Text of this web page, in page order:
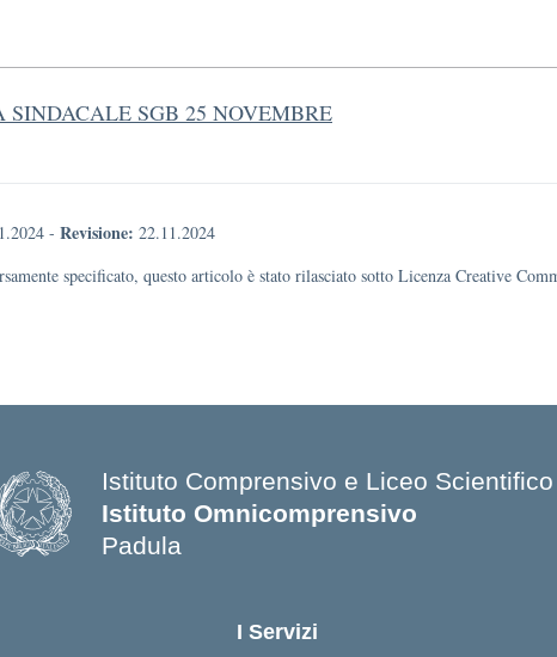
SINDACALE SGB 25 NOVEMBRE
- Revisione: 22.11.2024
specificato, questo articolo è stato rilasciato sotto Licenza Creative
Istituto Comprensivo e Liceo Scientifico
Istituto Omnicomprensivo
Padula
I Servizi